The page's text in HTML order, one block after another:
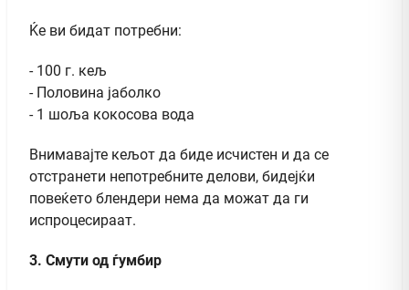
Ќе ви бидат потребни:
- 100 г. кељ
- Половина јаболко
- 1 шоља кокосова вода
Внимавајте кељот да биде исчистен и да се
отстранети непотребните делови, бидејќи
повеќето блендери нема да можат да ги
испроцесираат.
3. Смути од ѓумбир